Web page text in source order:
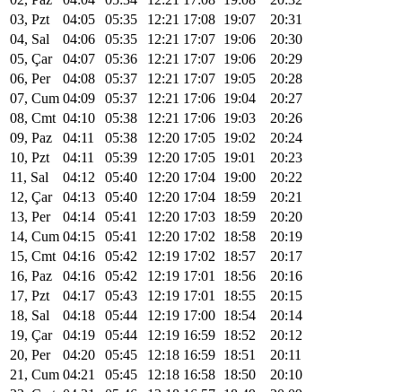
03, Pzt
04:05 05:35 12:21 17:08 19:07
20:31
04, Sal
04:06 05:35 12:21 17:07 19:06
20:30
05, Çar
04:07 05:36 12:21 17:07 19:06
20:29
06, Per
04:08 05:37 12:21 17:07 19:05
20:28
07, Cum 04:09 05:37 12:21 17:06 19:04
20:27
08, Cmt 04:10 05:38 12:21 17:06 19:03
20:26
09, Paz
04:11 05:38 12:20 17:05 19:02
20:24
10, Pzt
04:11 05:39 12:20 17:05 19:01
20:23
11, Sal
04:12 05:40 12:20 17:04 19:00
20:22
12, Çar
04:13 05:40 12:20 17:04 18:59
20:21
13, Per
04:14 05:41 12:20 17:03 18:59
20:20
14, Cum 04:15 05:41 12:20 17:02 18:58
20:19
15, Cmt 04:16 05:42 12:19 17:02 18:57
20:17
16, Paz
04:16 05:42 12:19 17:01 18:56
20:16
17, Pzt
04:17 05:43 12:19 17:01 18:55
20:15
18, Sal
04:18 05:44 12:19 17:00 18:54
20:14
19, Çar
04:19 05:44 12:19 16:59 18:52
20:12
20, Per
04:20 05:45 12:18 16:59 18:51
20:11
21, Cum 04:21 05:45 12:18 16:58 18:50
20:10